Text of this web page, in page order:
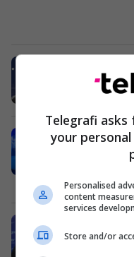
Telegrafi
your
Personalised
content
services
Store and/or